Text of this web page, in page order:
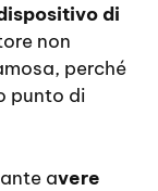
di
non
perché
punto di
avere